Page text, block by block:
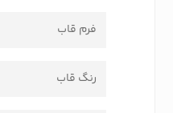
فرم قاب
رنگ قاب